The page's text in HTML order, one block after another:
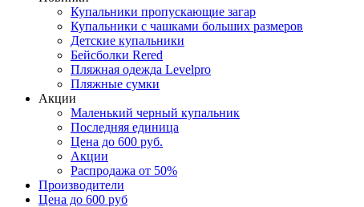
Купальники пропускающие загар
Купальники с чашками больших размеров
Детские купальники
Бейсболки Rered
Пляжная одежда Levelpro
Пляжные сумки
Акции
Маленький черный купальник
Последняя единица
Цена до 600 руб.
Акции
Распродажа от 50%
Производители
Цена до 600 руб